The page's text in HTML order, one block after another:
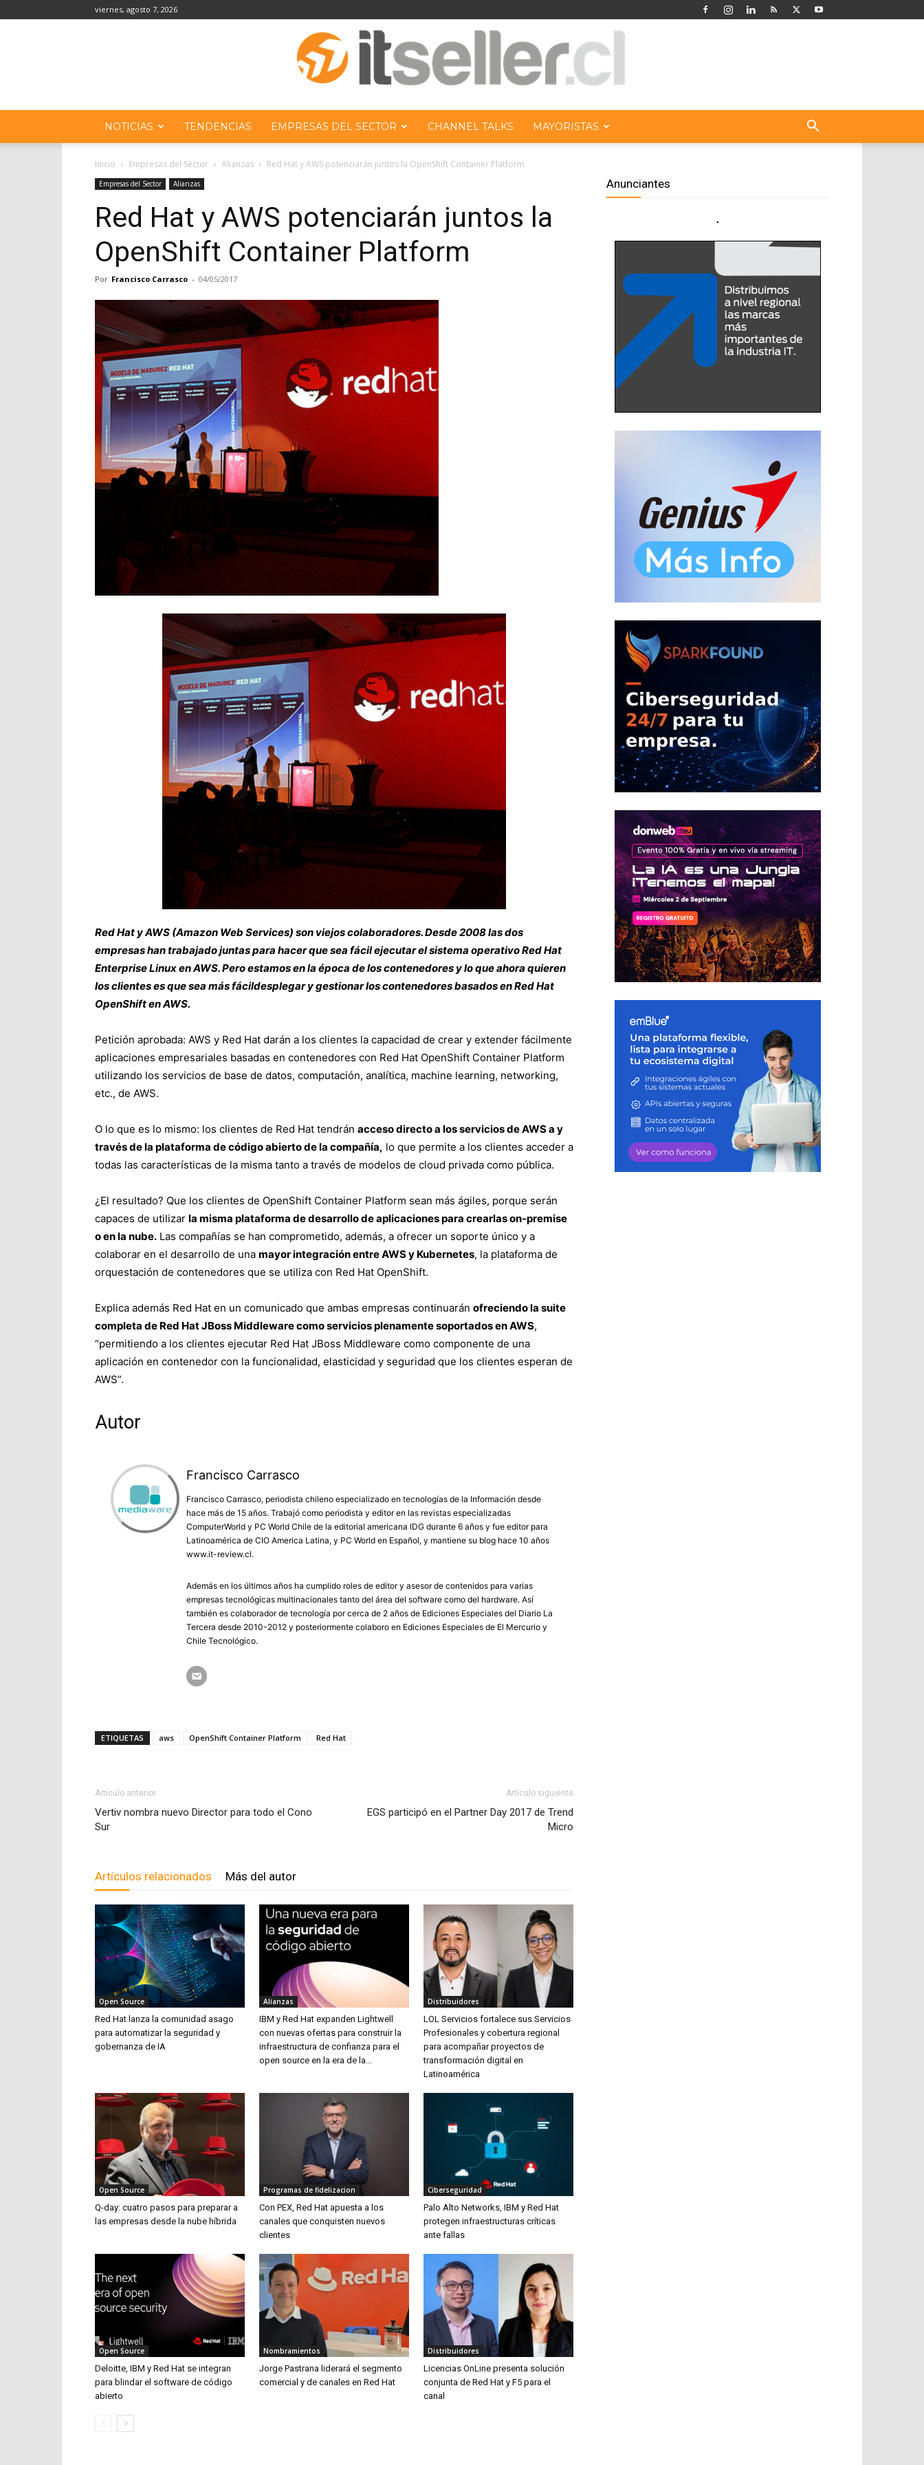
viernes, agosto 7, 2026
NOTICIAS TENDENCIAS EMPRESAS DEL SECTOR CHANNEL TALKS MAYORISTAS
Inicio Empresas del Sector Alianzas Red Hat y AWS potenciarán juntos la OpenShift Container Platform
Empresas del Sector Alianzas
Red Hat y AWS potenciarán juntos la
OpenShift Container Platform
Por Francisco Carrasco - 04/05/2017
Red Hat y AWS (Amazon Web Services) son viejos colaboradores. Desde 2008 las dos
empresas han trabajado juntas para hacer que sea fácil ejecutar el sistema operativo Red Hat
Enterprise Linux en AWS. Pero estamos en la época de los contenedores y lo que ahora quieren
los clientes es que sea más fácildesplegar y gestionar los contenedores basados en Red Hat
OpenShift en AWS.
Petición aprobada: AWS y Red Hat darán a los clientes la capacidad de crear y extender fácilmente
aplicaciones empresariales basadas en contenedores con Red Hat OpenShift Container Platform
utilizando los servicios de base de datos, computación, analítica, machine learning, networking,
etc., de AWS.
O lo que es lo mismo: los clientes de Red Hat tendrán acceso directo a los servicios de AWS a y
través de la plataforma de código abierto de la compañía, lo que permite a los clientes acceder a
todas las características de la misma tanto a través de modelos de cloud privada como pública.
¿El resultado? Que los clientes de OpenShift Container Platform sean más ágiles, porque serán
capaces de utilizar la misma plataforma de desarrollo de aplicaciones para crearlas on-premise
o en la nube. Las compañías se han comprometido, además, a ofrecer un soporte único y a
colaborar en el desarrollo de una mayor integración entre AWS y Kubernetes, la plataforma de
orquestación de contenedores que se utiliza con Red Hat OpenShift.
Explica además Red Hat en un comunicado que ambas empresas continuarán ofreciendo la suite
completa de Red Hat JBoss Middleware como servicios plenamente soportados en AWS,
“permitiendo a los clientes ejecutar Red Hat JBoss Middleware como componente de una
aplicación en contenedor con la funcionalidad, elasticidad y seguridad que los clientes esperan de
AWS”.
Autor
Francisco Carrasco
Francisco Carrasco, periodista chileno especializado en tecnologías de la Información desde
hace más de 15 años. Trabajó como periodista y editor en las revistas especializadas
ComputerWorld y PC World Chile de la editorial americana IDG durante 6 años y fue editor para
Latinoamérica de CIO America Latina, y PC World en Español, y mantiene su blog hace 10 años
www.it-review.cl.
Además en los últimos años ha cumplido roles de editor y asesor de contenidos para varias
empresas tecnológicas multinacionales tanto del área del software como del hardware. Así
también es colaborador de tecnología por cerca de 2 años de Ediciones Especiales del Diario La
Tercera desde 2010-2012 y posteriormente colaboro en Ediciones Especiales de El Mercurio y
Chile Tecnológico.
ETIQUETAS aws OpenShift Container Platform Red Hat
Artículo anterior
Vertiv nombra nuevo Director para todo el Cono
Sur
Artículo siguiente
EGS participó en el Partner Day 2017 de Trend
Micro
Artículos relacionados Más del autor
Open Source
Red Hat lanza la comunidad asago
para automatizar la seguridad y
gobernanza de IA
Alianzas
IBM y Red Hat expanden Lightwell
con nuevas ofertas para construir la
infraestructura de confianza para el
open source en la era de la...
Distribuidores
LOL Servicios fortalece sus Servicios
Profesionales y cobertura regional
para acompañar proyectos de
transformación digital en
Latinoamérica
Open Source
Q-day: cuatro pasos para preparar a
las empresas desde la nube híbrida
Programas de fidelizacion
Con PEX, Red Hat apuesta a los
canales que conquisten nuevos
clientes
Ciberseguridad
Palo Alto Networks, IBM y Red Hat
protegen infraestructuras críticas
ante fallas
Open Source
Deloitte, IBM y Red Hat se integran
para blindar el software de código
abierto
Nombramientos
Jorge Pastrana liderará el segmento
comercial y de canales en Red Hat
Distribuidores
Licencias OnLine presenta solución
conjunta de Red Hat y F5 para el
canal
Anunciantes